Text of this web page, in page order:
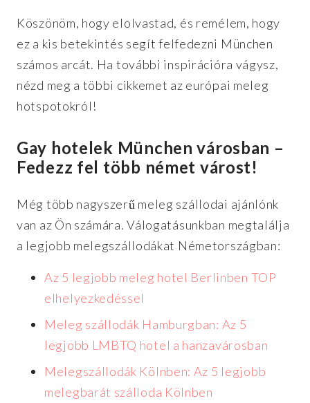
Köszönöm, hogy elolvastad, és remélem, hogy
ez a kis betekintés segít felfedezni München
számos arcát. Ha további inspirációra vágysz,
nézd meg a többi cikkemet az európai meleg
hotspotokról!
Gay hotelek München városban –
Fedezz fel több német várost!
Még több nagyszerű meleg szállodai ajánlónk
van az Ön számára. Válogatásunkban megtalálja
a legjobb melegszállodákat Németországban:
Az 5 legjobb meleg hotel Berlinben TOP
elhelyezkedéssel
Meleg szállodák Hamburgban: Az 5
legjobb LMBTQ hotel a hanzavárosban
Melegszállodák Kölnben: Az 5 legjobb
melegbarát szálloda Kölnben